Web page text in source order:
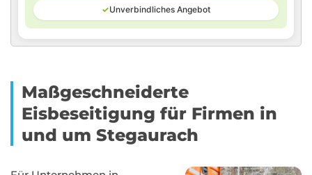
✓Unverbindliches Angebot
Maßgeschneiderte
Eisbeseitigung für Firmen in
und um Stegaurach